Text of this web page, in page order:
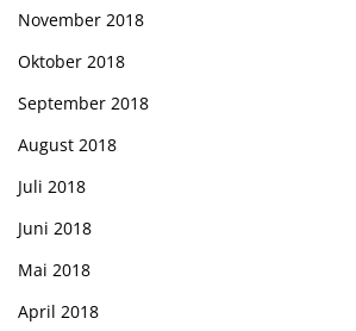
November 2018
Oktober 2018
September 2018
August 2018
Juli 2018
Juni 2018
Mai 2018
April 2018